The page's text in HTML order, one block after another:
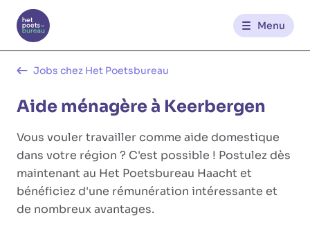
Menu
Contact
Jobs chez Het Poetsbureau
Aide ménagère à Keerbergen
Vous vouler travailler comme aide domestique
dans votre région ? C'est possible ! Postulez dès
maintenant au Het Poetsbureau Haacht et
bénéficiez d'une rémunération intéressante et
de nombreux avantages.